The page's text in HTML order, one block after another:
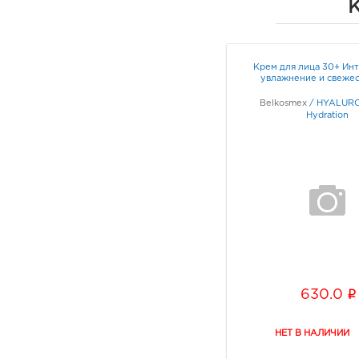
Крем для лица 30+
увлажнение и
Belkosmex /
Hydration
630.0 i